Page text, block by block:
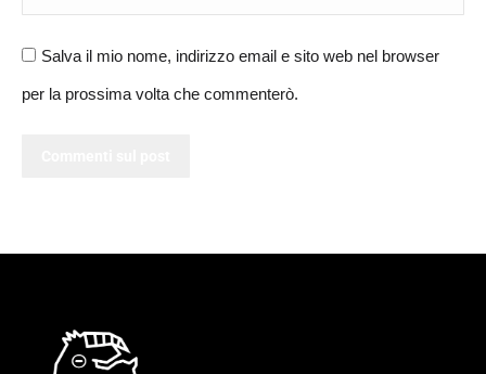
Salva il mio nome, indirizzo email e sito web nel browser
per la prossima volta che commenterò.